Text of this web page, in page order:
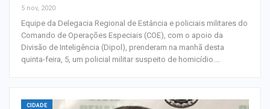
5 nov, 2020
Equipe da Delegacia Regional de Estância e policiais militares do
Comando de Operações Especiais (COE), com o apoio da
Divisão de Inteligência (Dipol), prenderam na manhã desta
quinta-feira, 5, um policial militar suspeito de homicídio.…
CIDADE